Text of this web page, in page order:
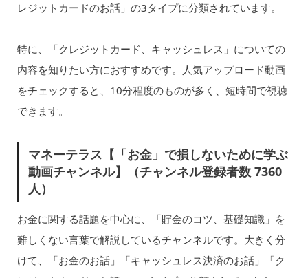
レジットカードのお話」の3タイプに分類されています。
特に、「クレジットカード、キャッシュレス」についての
内容を知りたい方におすすめです。人気アップロード動画
をチェックすると、10分程度のものが多く、短時間で視聴
できます。
マネーテラス【「お金」で損しないために学ぶ
動画チャンネル】（チャンネル登録者数 7360
人）
お金に関する話題を中心に、「貯金のコツ、基礎知識」を
難しくない言葉で解説しているチャンネルです。大きく分
けて、「お金のお話」「キャッシュレス決済のお話」「ク